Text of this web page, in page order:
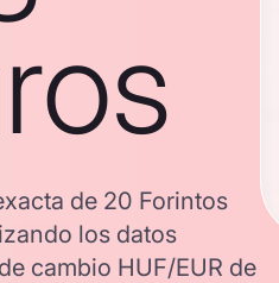
de 20 Forintos
los datos
cambio HUF/EUR de